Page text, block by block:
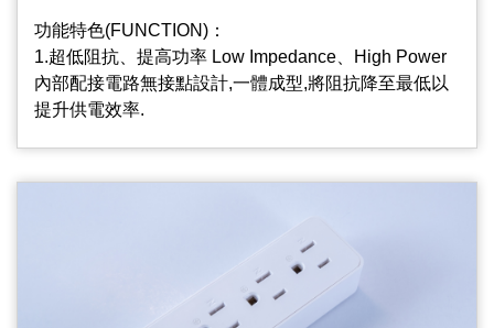
5.2+3孔多功能擴充座, 2 Plus 3 Port Multifunctional
And Ulti-Hubs Design
方便2P和3P的家電共用;
功能特色(FUNCTION)：
1.超低阻抗、提高功率 Low Impedance、High Power
內部配接電路無接點設計,一體成型,將阻抗降至最低以
提升供電效率.
Outlets Body
3.基板指示燈(選配) Surge Protect Indicator
本產品加裝突波基板,能有效吸收異常電壓脈波,保持電